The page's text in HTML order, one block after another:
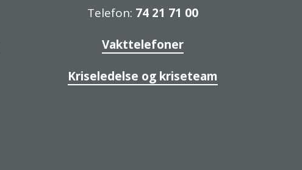
Telefon: 74 21 71 00
Vakttelefoner
Kriseledelse og kriseteam